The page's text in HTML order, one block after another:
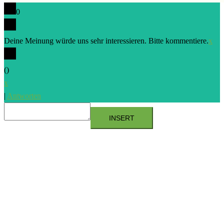
0
Deine Meinung würde uns sehr interessieren. Bitte kommentiere.x
()
x
| Antworten
INSERT